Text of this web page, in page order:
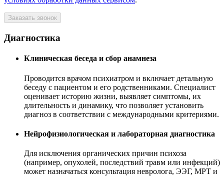
Заказать звонок
Диагностика
Клиническая беседа и сбор анамнеза
Проводится врачом психиатром и включает детальную
беседу с пациентом и его родственниками. Специалист
оценивает историю жизни, выявляет симптомы, их
длительность и динамику, что позволяет установить
диагноз в соответствии с международными критериями.
Нейрофизиологическая и лабораторная диагностика
Для исключения органических причин психоза
(например, опухолей, последствий травм или инфекций)
может назначаться консультация невролога, ЭЭГ, МРТ и